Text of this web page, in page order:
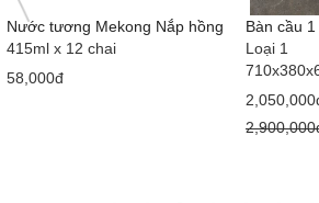
Nước tương Mekong Nắp hồng
415ml x 12 chai
58,000đ
Bàn cầu
Loại 1